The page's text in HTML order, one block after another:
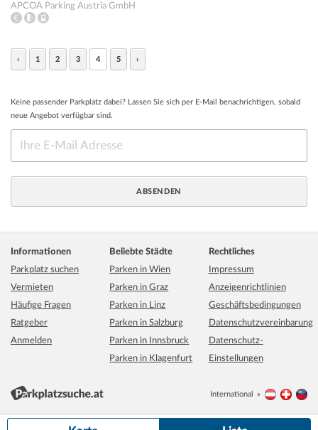
APCOA Parking Austria GmbH
‹ 1 2 3 4 5 ›
Keine passender Parkplatz dabei? Lassen Sie sich per E-Mail benachrichtigen, sobald
neue Angebot verfügbar sind.
Informationen
Parkplatz suchen
Vermieten
Häufige Fragen
Ratgeber
Anmelden
Beliebte Städte
Parken in Wien
Parken in Graz
Parken in Linz
Parken in Salzburg
Parken in Innsbruck
Parken in Klagenfurt
Rechtliches
Impressum
Anzeigenrichtlinien
Geschäftsbedingungen
Datenschutzvereinbarung
Datenschutz-
Einstellungen
International Österreich